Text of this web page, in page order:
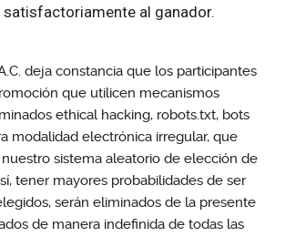
al ganador.
deja constancia que los participantes
que utilicen mecanismos
ethical hacking, robots.txt, bots
modalidad electrónica irregular, que
sistema aleatorio de elección de
tener mayores probabilidades de ser
serán eliminados de la presente
de manera indefinida de todas las